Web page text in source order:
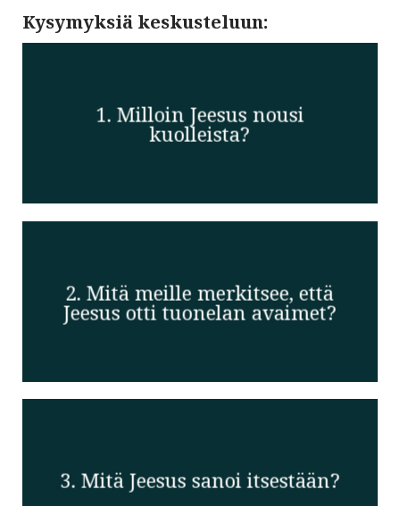
Kysymyksiä keskusteluun:
1. Milloin Jeesus nousi
kuolleista?
2. Mitä meille merkitsee, että
Jeesus otti tuonelan avaimet?
3. Mitä Jeesus sanoi itsestään?